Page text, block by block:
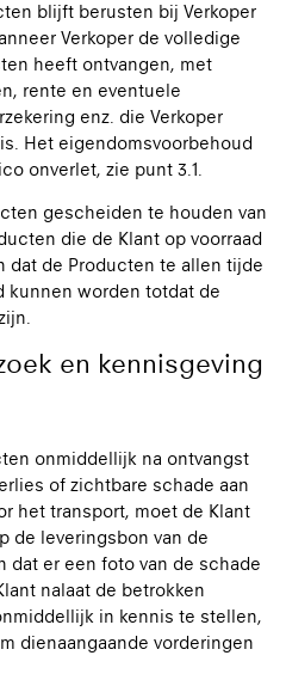
blijft berusten bij Verkoper
Verkoper de volledige
heeft ontvangen, met
rente en eventuele
enz. die Verkoper
Het eigendomsvoorbehoud
onverlet, zie punt 3.1.
gescheiden te houden van
die de Klant op voorraad
dat de Producten te allen tijde
kunnen worden totdat de
en kennisgeving
onmiddellijk na ontvangst
of zichtbare schade aan
het transport, moet de Klant
de leveringsbon van de
dat er een foto van de schade
nalaat de betrokken
in kennis te stellen,
dienaangaande vorderingen